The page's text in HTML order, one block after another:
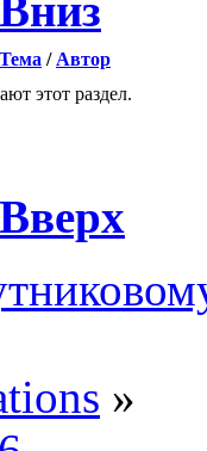
Тема / Автор
этот раздел.
Вверх
»